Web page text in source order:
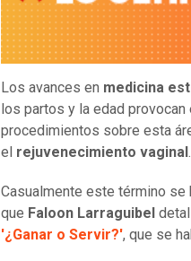
Los avances en medicina
los partos y la edad
procedimientos sobre esta
el rejuvenecimiento vaginal .
Casualmente este término se
que Faloon Larraguibel
'¿Ganar o Servir?', que se